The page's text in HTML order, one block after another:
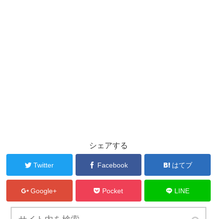
シェアする
Twitter Facebook はてブ
Google+ Pocket LINE